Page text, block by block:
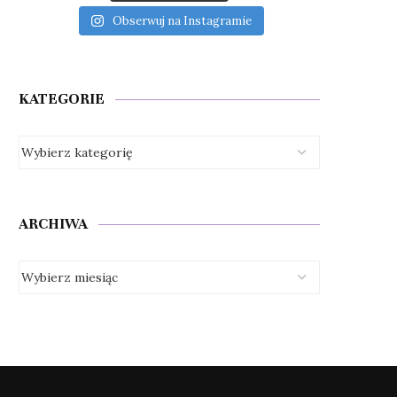
Obserwuj na Instagramie
KATEGORIE
ARCHIWA